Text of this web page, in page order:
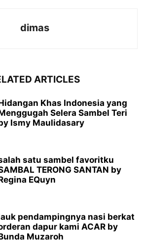
dimas
ARTICLES
Khas Indonesia yang
Selera Sambel Teri
Ismy Maulidasary
satu sambel favoritku
TERONG SANTAN by
EQuyn
pendampingnya nasi berkat
dapur kami ACAR by
Muzaroh